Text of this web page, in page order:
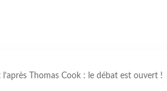
Thomas Cook : le débat est ouvert !